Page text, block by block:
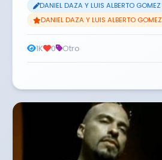
DANIEL DAZA Y LUIS ALBERTO GOMEZ
DANIEL DAZA Y LUIS ALBERTO GOMEZ
1K 0 Otro